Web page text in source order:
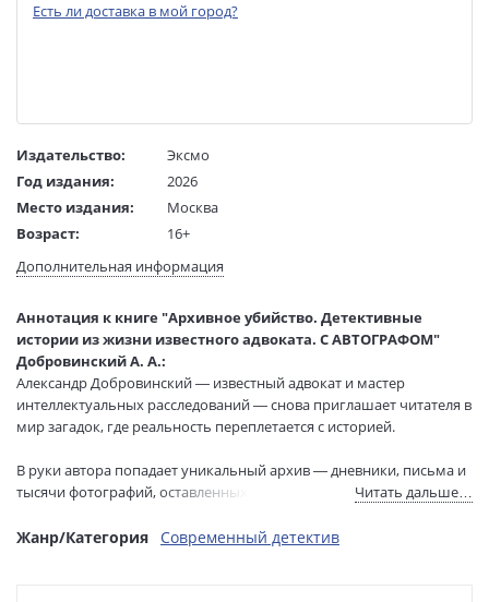
Есть ли доставка в мой город?
Издательство:
Эксмо
Год издания:
2026
Место издания:
Москва
Возраст:
16+
Язык текста:
русский
Тип обложки:
Твердый переплет
Формат:
Размеры в мм
(ДхШхВ):
210x150x19
Вес:
420 гр.
Тираж:
2000 экз.
Код товара:
Артикул:
ITD000000001491133
Дополнительная информация
Аннотация к книге "Архивное убийство. Детективные
истории из жизни известного адвоката. С АВТОГРАФОМ"
Добровинский А. А.:
Александр Добровинский — известный адвокат и мастер
интеллектуальных расследований — снова приглашает читателя в
мир загадок, где реальность переплетается с историей.
В руки автора попадает уникальный архив — дневники, письма и
тысячи фотографий, оставленных одной из самых знаменитых
свидетельства ушедшей эпохи. Но чем глубже Добровинский
Читать дальше…
Жанр/Категория Современный детектив